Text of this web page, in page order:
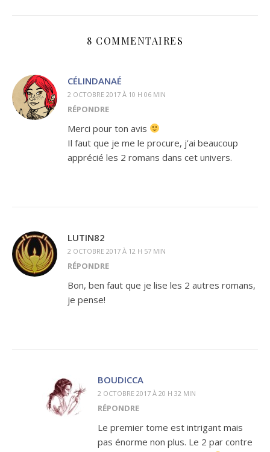
8 COMMENTAIRES
CÉLINDANAÉ
2 OCTOBRE 2017 À 10 H 06 MIN
RÉPONDRE
Merci pour ton avis
Il faut que je me le procure, j’ai beaucoup
apprécié les 2 romans dans cet univers.
LUTIN82
2 OCTOBRE 2017 À 12 H 57 MIN
RÉPONDRE
Bon, ben faut que je lise les 2 autres romans,
je pense!
BOUDICCA
2 OCTOBRE 2017 À 20 H 32 MIN
RÉPONDRE
Le premier tome est intrigant mais
pas énorme non plus. Le 2 par contre